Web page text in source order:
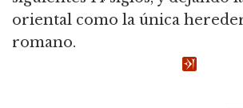
oriental como la única
romano.